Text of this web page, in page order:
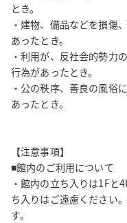
とき。
・建物、備品などを損傷
あったとき。
・利用が、反社会的勢力
行為があったとき。
・公の秩序、善良の風俗
あったとき。
【注意事項】
■館内のご利用について
・館内の立ち入りは1Fと
ち入りはご遠慮ください
す。